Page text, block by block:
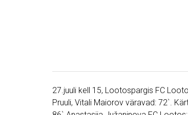
27.juuli kell 15, Lootospargis FC
Pruuli, Vitali Maiorov väravad: 72`.